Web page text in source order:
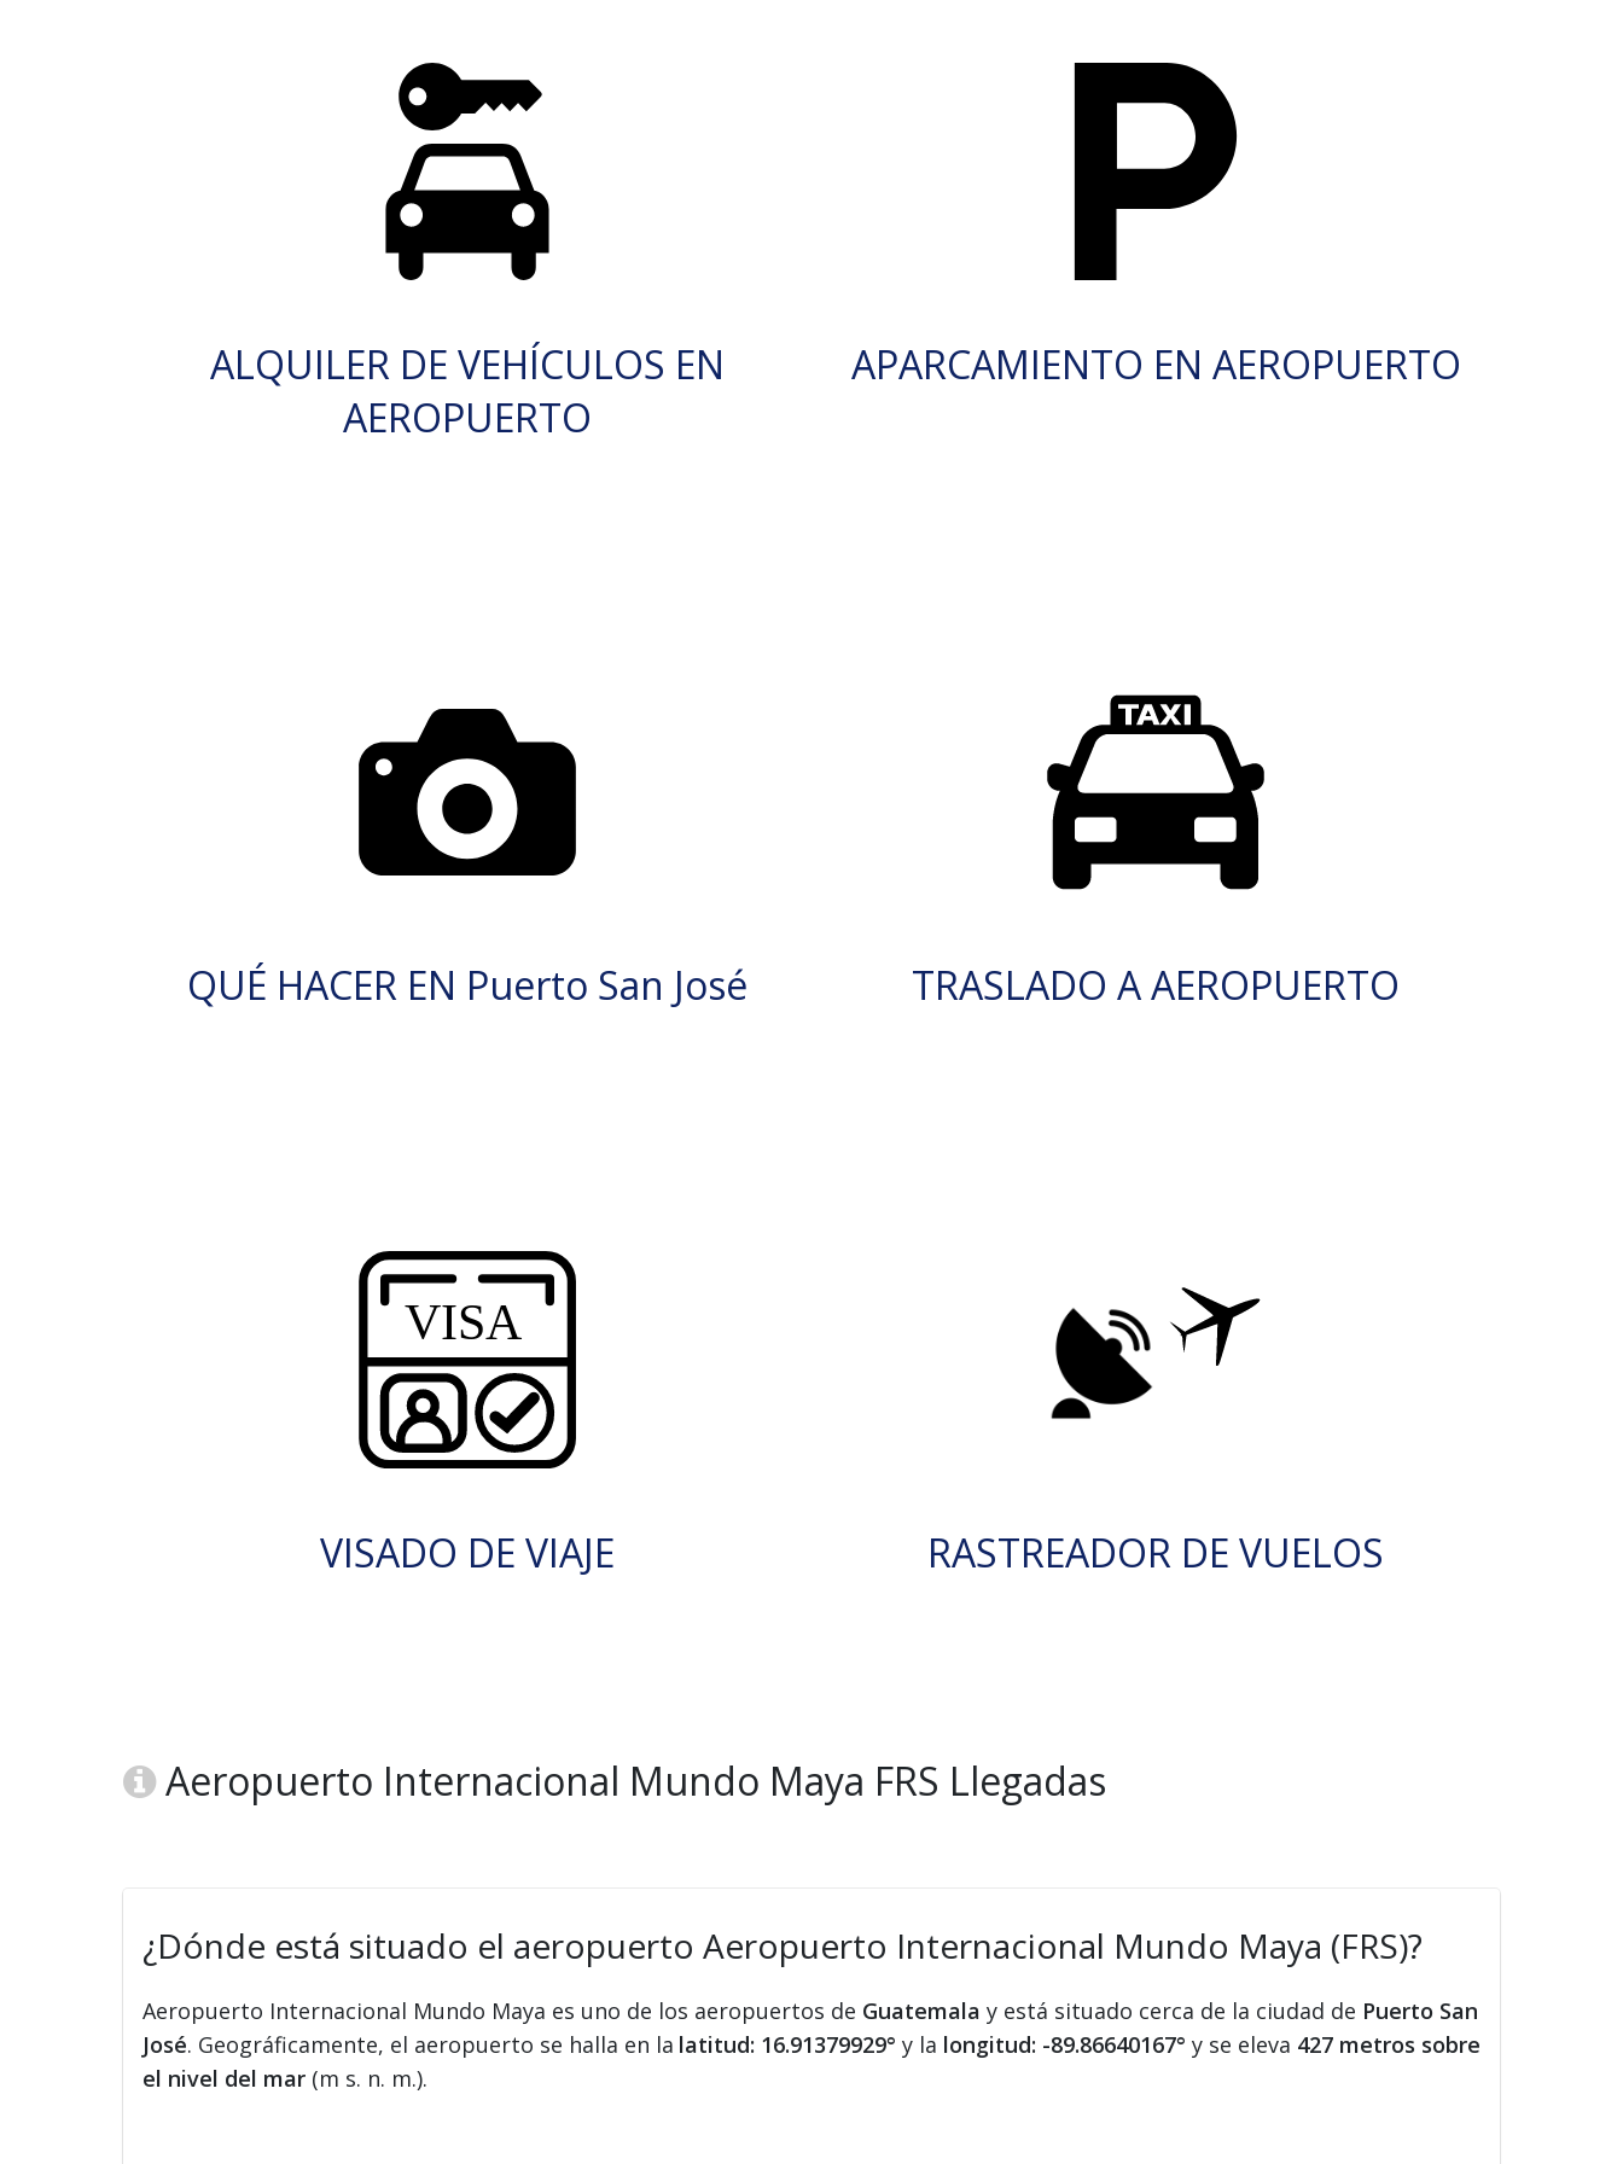
ALQUILER DE VEHÍCULOS EN
AEROPUERTO
APARCAMIENTO EN AEROPUERTO
QUÉ HACER EN Puerto San José TRASLADO A AEROPUERTO
VISADO DE VIAJE RASTREADOR DE VUELOS
Aeropuerto Internacional Mundo Maya FRS Llegadas
¿Dónde está situado el aeropuerto Aeropuerto Internacional Mundo Maya (FRS)?
Aeropuerto Internacional Mundo Maya es uno de los aeropuertos de Guatemala y está situado cerca de la ciudad de Puerto San
José. Geográficamente, el aeropuerto se halla en la latitud: 16.91379929° y la longitud: -89.86640167° y se eleva 427 metros sobre
el nivel del mar (m s. n. m.).